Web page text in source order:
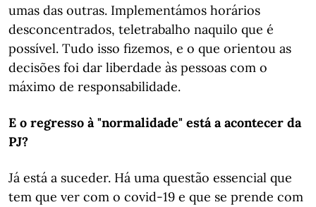
umas das outras. Implementámos horários
desconcentrados, teletrabalho naquilo que é
possível. Tudo isso fizemos, e o que orientou as
decisões foi dar liberdade às pessoas com o
máximo de responsabilidade.
E o regresso à "normalidade" está a acontecer da
PJ?
Já está a suceder. Há uma questão essencial que
tem que ver com o covid-19 e que se prende com